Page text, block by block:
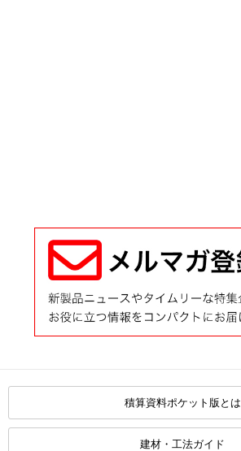
積算資料ポケット版とは
建材・工法ガイド